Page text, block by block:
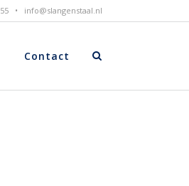
55 • info@slangenstaal.nl
Contact